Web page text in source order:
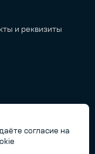
и реквизиты
согласие на